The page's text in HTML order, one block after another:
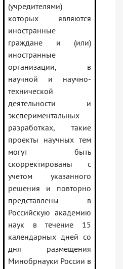
(учредителями)
которых являются
иностранные
граждане и (или)
иностранные
организации, в
научной и научно-
технической
деятельности и
экспериментальных
разработках, такие
проекты научных тем
могут быть
скорректированы с
учетом указанного
решения и повторно
представлены в
Российскую академию
наук в течение 15
календарных дней со
дня размещения
Минобрнауки России в